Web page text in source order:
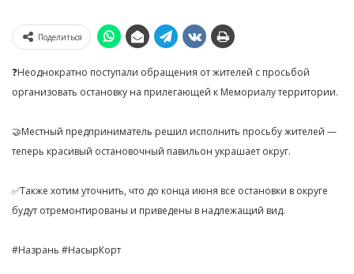
Поделиться
❓Неоднократно поступали обращения от жителей с просьбой
организовать остановку на прилегающей к Мемориалу территории.
🤝Местный предприниматель решил исполнить просьбу жителей —
теперь красивый остановочный павильон украшает округ.
✅Также хотим уточнить, что до конца июня все остановки в округе
будут отремонтированы и приведены в надлежащий вид.
#Назрань #НасырКорт